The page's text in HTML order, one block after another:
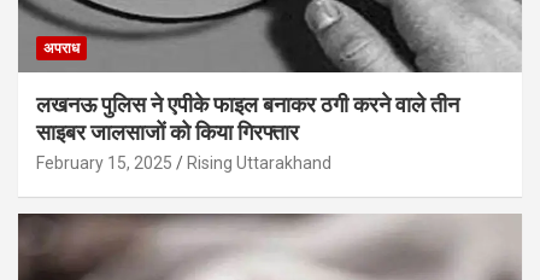
अपराध
लखनऊ पुलिस ने एपीके फाइल बनाकर ठगी करने वाले तीन
साइबर जालसाजों को किया गिरफ्तार
February 15, 2025 Rising Uttarakhand